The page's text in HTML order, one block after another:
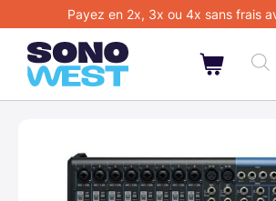
Payez en 2x, 3x ou 4x sans frais